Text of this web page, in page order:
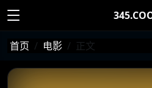
首页 电影 正文